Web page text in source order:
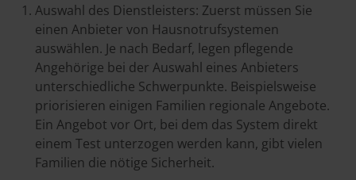
Auswahl des Dienstleisters: Zuerst müssen Sie
einen Anbieter von Hausnotrufsystemen
auswählen. Je nach Bedarf, legen pflegende
Angehörige bei der Auswahl eines Anbieters
unterschiedliche Schwerpunkte. Beispielsweise
priorisieren einigen Familien regionale Angebote.
Ein Angebot vor Ort, bei dem das System direkt
einem Test unterzogen werden kann, gibt vielen
Familien die nötige Sicherheit.